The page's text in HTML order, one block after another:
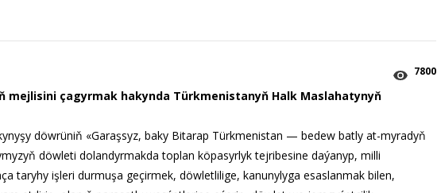
7800
mejlisini çagyrmak hakynda Türkmenistanyň Halk Maslahatynyň
döwrüniň «Garaşsyz, baky Bitarap Türkmenistan — bedew batly at-myradyň
döwleti dolandyrmakda toplan köpasyrlyk tejribesine daýanyp, milli
taryhy işleri durmuşa geçirmek, döwletlilige, kanunylyga esaslanmak bilen,